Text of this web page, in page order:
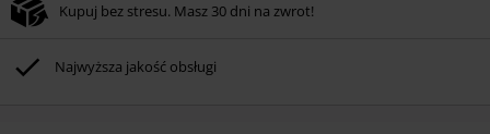
Nie łączy się z innymi kodami promocyjnymi. Promocja nie obejmuje: mediów
Rammstein, (Till) Lindemann, Böhse Onkelz, Broilers, Die Ärzte, Die Toten
Hosen, Metality oraz artykułów z donacją w cenie.
Kupuj bez stresu. Masz 30 dni na zwrot!
Najwyższa jakość obsługi